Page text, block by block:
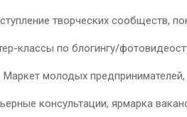
творческих сообществ,
классы по блогингу/
Маркет молодых
консультации, ярмарка